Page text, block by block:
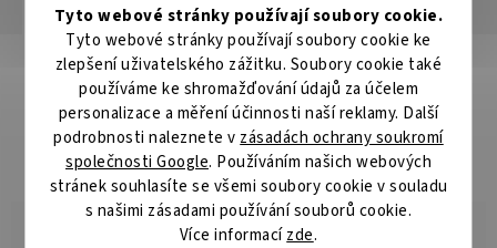
Tyto webové stránky používají soubory cookie.
Tyto webové stránky používají soubory cookie ke
zlepšení uživatelského zážitku. Soubory cookie také
používáme ke shromažďování údajů za účelem
personalizace a měření účinnosti naší reklamy. Další
podrobnosti naleznete v zásadách ochrany soukromí
společnosti Google. Používáním našich webových
stránek souhlasíte se všemi soubory cookie v souladu
s našimi zásadami používání souborů cookie.
Více informacízde.
Popis Hodnocení Diskuze
Detailní popis produktu
Komplexní řada pilových kotoučů vhodných pro příčné i podélné
řezy dřeva okružními pilami. Kvalitní tvrdokov zaručuje velmi
dlouhou živostnost kotoučů.